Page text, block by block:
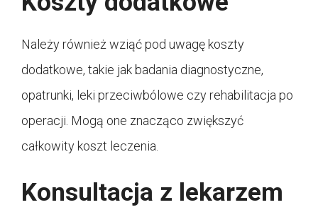
Należy również wziąć pod uwagę koszty
dodatkowe, takie jak badania diagnostyczne,
opatrunki, leki przeciwbólowe czy rehabilitacja po
operacji. Mogą one znacząco zwiększyć
całkowity koszt leczenia.
Konsultacja z lekarzem